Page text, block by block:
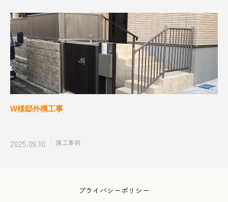
W様邸外構工事
2025.09.10 施工事例
プライバシーポリシー